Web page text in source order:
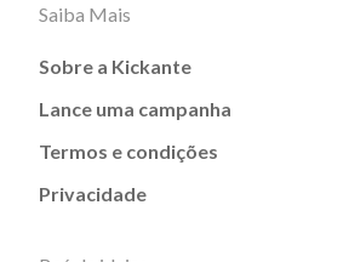
Saiba Mais
Sobre a Kickante
Lance uma campanha
Termos e condições
Privacidade